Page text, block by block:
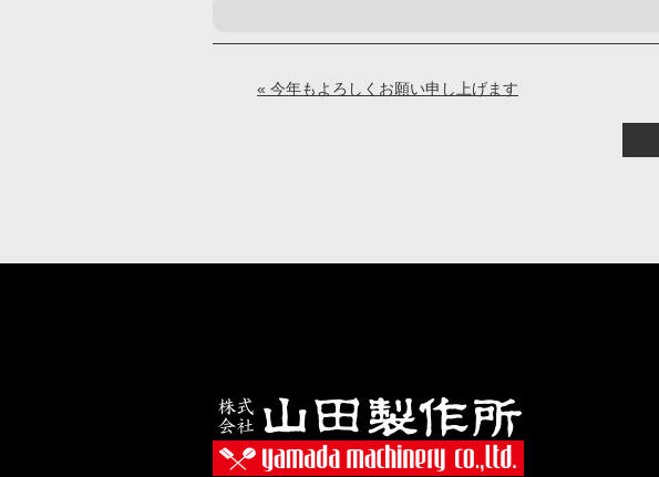
« 今年もよろしくお願い申し上げます